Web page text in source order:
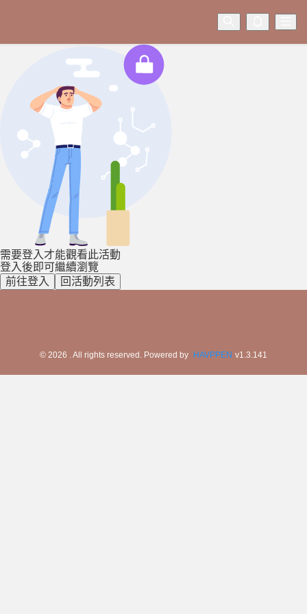
需要登入才能觀看此活動
登入後即可繼續瀏覽
前往登入
回活動列表
© 2026 . All rights reserved. Powered by HAVPPEN v1.3.141